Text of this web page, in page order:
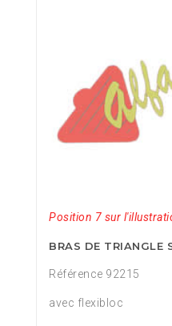
Position 7 sur
BRAS DE TRIANGLE
Référence 92215
avec flexibloc